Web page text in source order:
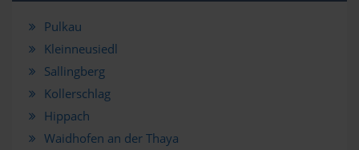
Pulkau
Kleinneusiedl
Sallingberg
Kollerschlag
Hippach
Waidhofen an der Thaya